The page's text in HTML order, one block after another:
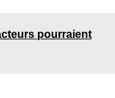
pourraient